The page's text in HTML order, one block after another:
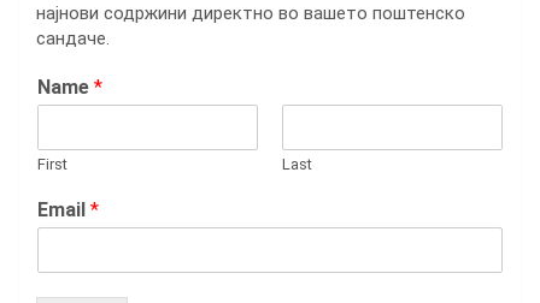
најнови содржини директно во вашето поштенско
сандаче.
Name *
First Last
Email *